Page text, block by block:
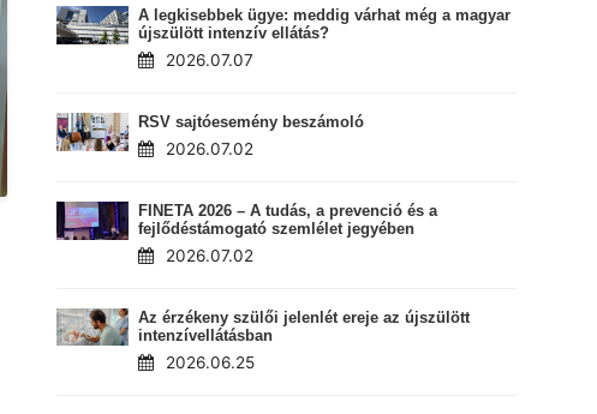
A legkisebbek ügye: meddig várhat még a magyar
újszülött intenzív ellátás?
2026.07.07
RSV sajtóesemény beszámoló
2026.07.02
FINETA 2026 – A tudás, a prevenció és a
fejlődéstámogató szemlélet jegyében
2026.07.02
Az érzékeny szülői jelenlét ereje az újszülött
intenzívellátásban
2026.06.25